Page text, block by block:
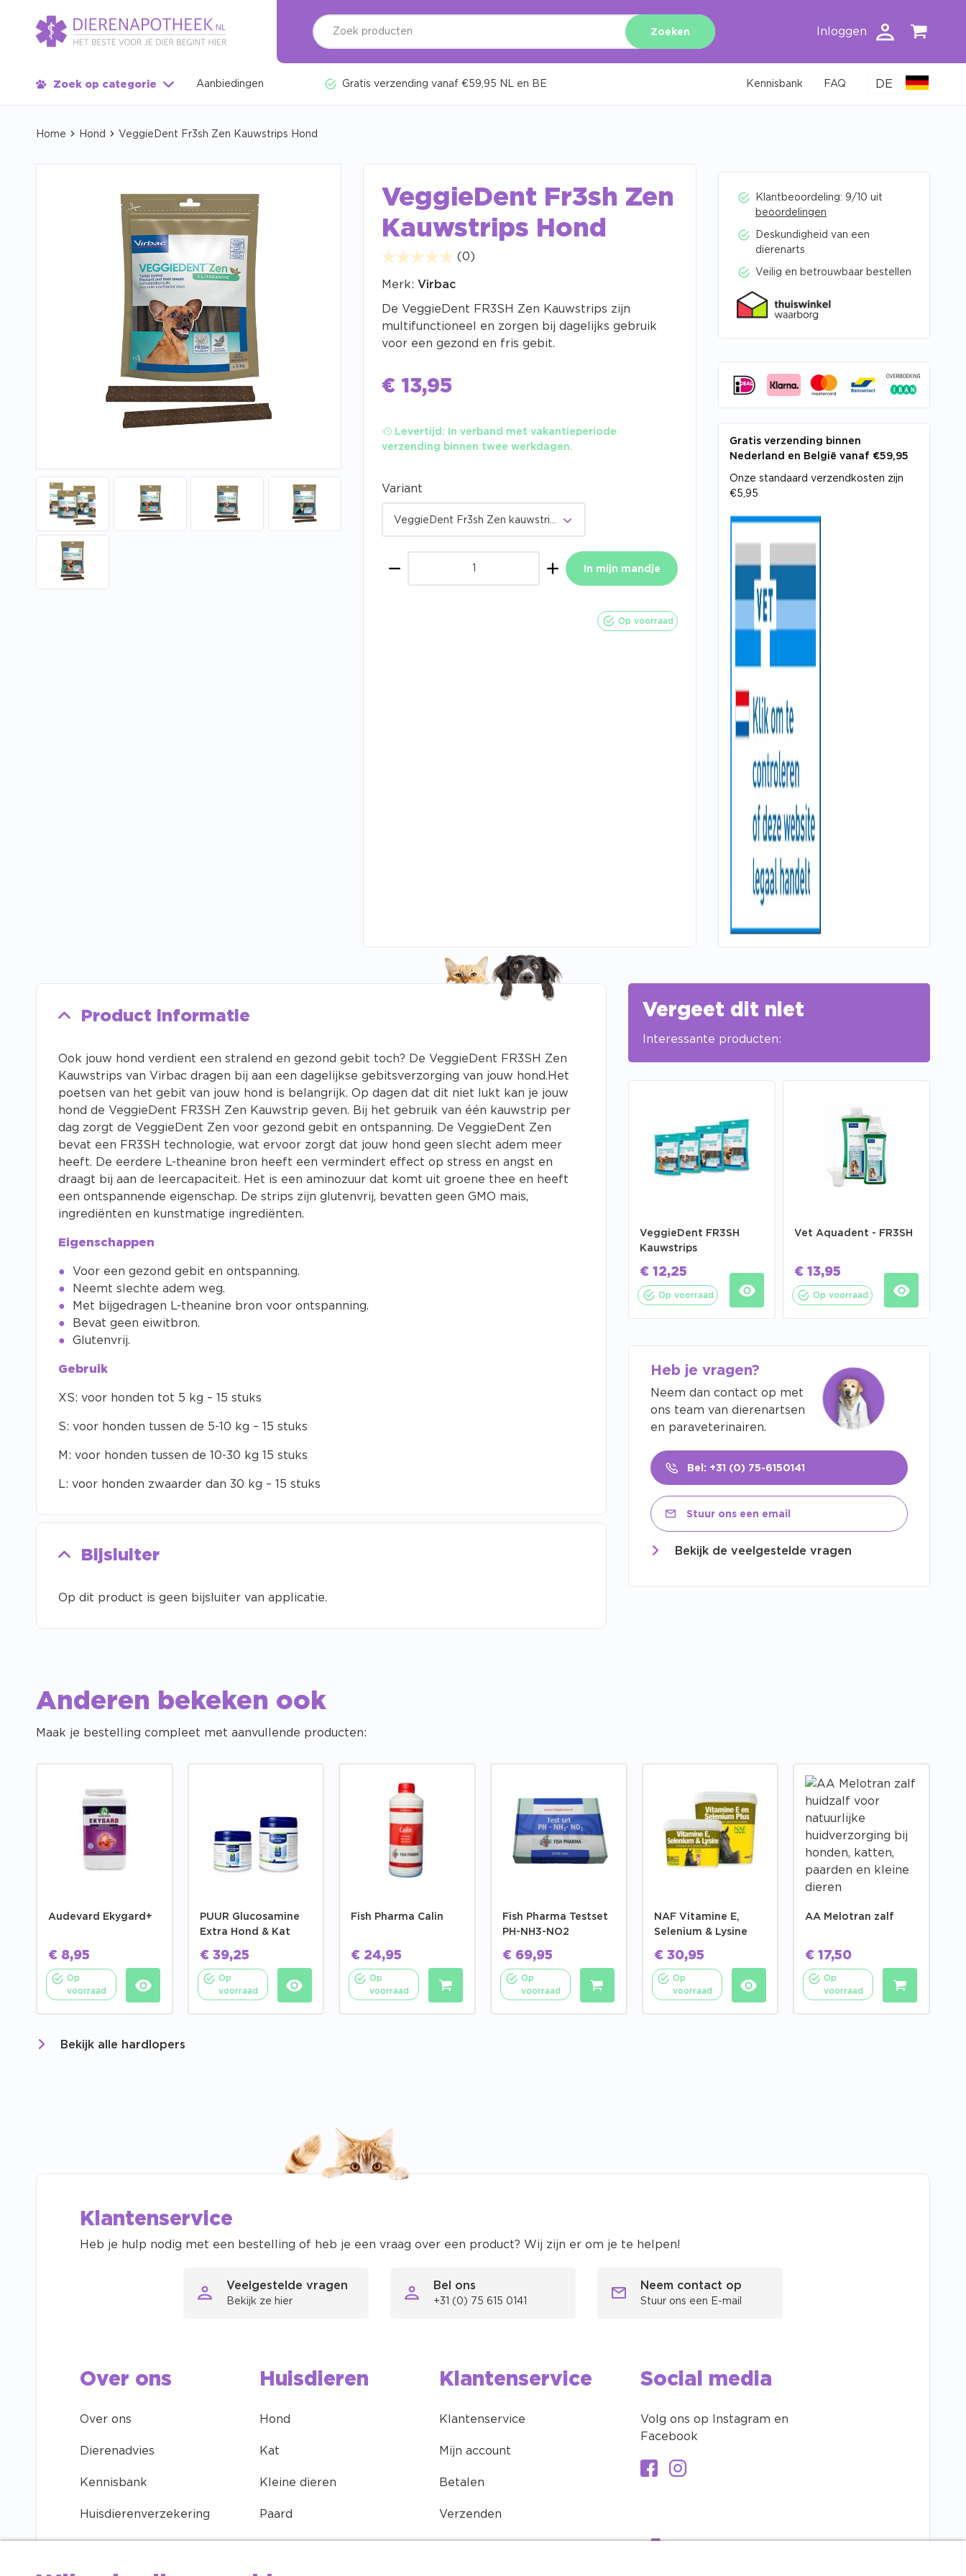
Zoeken Inloggen
Zoek op categorie Aanbiedingen Gratis verzending vanaf €59,95 NL en BE Kennisbank FAQ DE
Home Hond VeggieDent Fr3sh Zen Kauwstrips Hond
VeggieDent Fr3sh Zen
Kauwstrips Hond
(0)
Merk: Virbac
De VeggieDent FR3SH Zen Kauwstrips zijn
multifunctioneel en zorgen bij dagelijks gebruik
voor een gezond en fris gebit.
€ 13,95
Levertijd:
In verband met vakantieperiode
verzending binnen twee werkdagen.
Variant
VeggieDent Fr3sh Zen kauwstrips hond - XS
In mijn mandje
Op voorraad
Klantbeoordeling: 9/10 uit
beoordelingen
Deskundigheid van een
dierenarts
Veilig en betrouwbaar bestellen
Gratis verzending binnen
Nederland en België vanaf €59,95
Onze standaard verzendkosten zijn
€5,95
Product informatie
Ook jouw hond verdient een stralend en gezond gebit toch? De VeggieDent FR3SH Zen
Kauwstrips van Virbac dragen ​​bij aan een dagelijkse gebitsverzorging van jouw hond. Het
poetsen van het gebit van jouw hond is belangrijk. Op dagen dat dit niet lukt kan je jouw
hond de VeggieDent FR3SH Zen Kauwstrip geven. Bij het gebruik van één kauwstrip per
dag zorgt de VeggieDent Zen voor gezond gebit en ontspanning. De VeggieDent Zen
bevat een FR3SH technologie, wat ervoor zorgt dat jouw hond geen slecht adem meer
heeft. De eerdere L-theanine bron heeft een vermindert effect op stress en angst en
draagt ​​bij aan de leercapaciteit. Het is een aminozuur dat komt uit groene thee en heeft
een ontspannende eigenschap. De strips zijn glutenvrij, bevatten geen GMO mais,
ingrediënten en kunstmatige ingrediënten.
Eigenschappen
Voor een gezond gebit en ontspanning.
Neemt slechte adem weg.
Met bijgedragen L-theanine bron voor ontspanning.
Bevat geen eiwitbron.
Glutenvrij.
Gebruik
XS: voor honden tot 5 kg – 15 stuks
S: voor honden tussen de 5-10 kg – 15 stuks
M: voor honden tussen de 10-30 kg 15 stuks
L: voor honden zwaarder dan 30 kg – 15 stuks
Bijsluiter
Op dit product is geen bijsluiter van applicatie.
Vergeet dit niet
Interessante producten:
VeggieDent FR3SH
Kauwstrips
€ 12,25
Op voorraad
Vet Aquadent - FR3SH
€ 13,95
Op voorraad
Heb je vragen?
Neem dan contact op met
ons team van dierenartsen
en paraveterinairen.
Bel: +31 (0) 75-6150141
Stuur ons een email
Bekijk de veelgestelde vragen
Anderen bekeken ook
Maak je bestelling compleet met aanvullende producten:
Audevard Ekygard+
€ 8,95
Op
voorraad
PUUR Glucosamine
Extra Hond & Kat
€39,25
Op
voorraad
Fish Pharma Calin
€ 24,95
Op
voorraad
Fish Pharma Testset
PH-NH3-NO2
€69,95
Op
voorraad
NAF Vitamine E,
Selenium & Lysine
€30,95
Op
voorraad
AA Melotran zalf
€ 17,50
Op
voorraad
Bekijk alle hardlopers
Klantenservice
Heb je hulp nodig met een bestelling of heb je een vraag over een product? Wij zijn er om je te helpen!
Veelgestelde vragen
Bekijk ze hier
Bel ons
+31 (0) 75 615 0141
Neem contact op
Stuur ons een E-mail
Over ons
Over ons
Dierenadvies
Kennisbank
Huisdierenverzekering
Huisdieren
Hond
Kat
Kleine dieren
Paard
Klantenservice
Klantenservice
Mijn account
Betalen
Verzenden
Social media
Volg ons op Instagram en
Facebook